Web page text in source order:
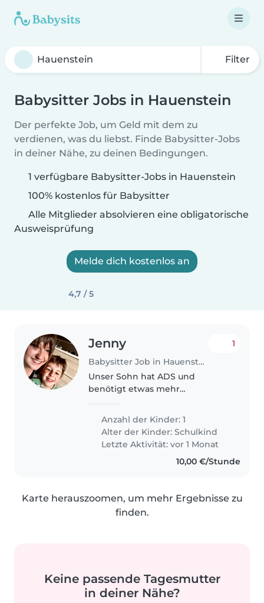
Filter
Babysitter Jobs in Hauenstein
Der perfekte Job, um Geld mit dem zu
verdienen, was du liebst. Finde Babysitter-Jobs
in deiner Nähe, zu deinen Bedingungen.
1 verfügbare Babysitter-Jobs in Hauenstein
100% kostenlos für Babysitter
Alle Mitglieder absolvieren eine obligatorische
Ausweisprüfung
Melde dich kostenlos an
4,7 / 5
Jenny
Babysitter Job in Hauenstein
1
Unser Sohn hat ADS und
benötigt etwas mehr
Unterstützung beim Zimmer
aufräumen.
Anzahl der Kinder: 1
Alter der Kinder:Schulkind
Letzte Aktivität: vor 1 Monat
10,00 €/Stunde
Karte herauszoomen, um mehr Ergebnisse zu
finden.
Keine passende Tagesmutter
in deiner Nähe?